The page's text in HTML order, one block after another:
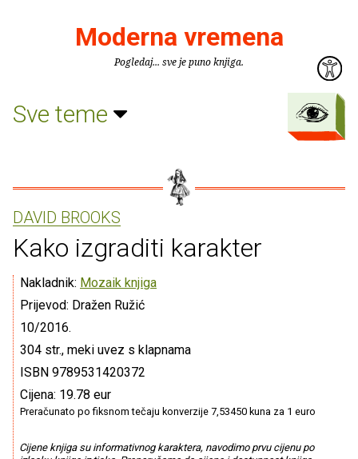
Moderna vremena
Pogledaj... sve je puno knjiga.
Sve teme
DAVID BROOKS
Kako izgraditi karakter
Nakladnik: Mozaik knjiga
Prijevod: Dražen Ružić
10/2016.
304 str., meki uvez s klapnama
ISBN 9789531420372
Cijena: 19.78 eur
Preračunato po fiksnom tečaju konverzije 7,53450 kuna za 1 euro
Cijene knjiga su informativnog karaktera, navodimo prvu cijenu po